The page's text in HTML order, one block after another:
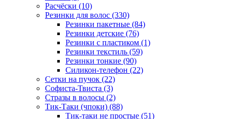
Расчёски (10)
Резинки для волос (330)
Резинки пакетные (84)
Резинки детские (76)
Резинки с пластиком (1)
Резинки текстиль (59)
Резинки тонкие (90)
Силикон-телефон (22)
Сетки на пучок (22)
Софиста-Твиста (3)
Стразы в волосы (2)
Тик-Таки (чпоки) (88)
Тик-таки не простые (51)